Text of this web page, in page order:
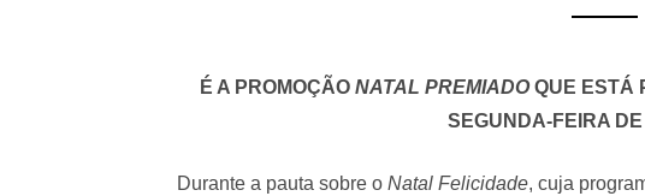
É A PROMOÇÃO NATAL PREMIADOQUE ESTÁ
SEGUNDA-FEIRA
Durante a pauta sobre o Natal Felicidade, cuja